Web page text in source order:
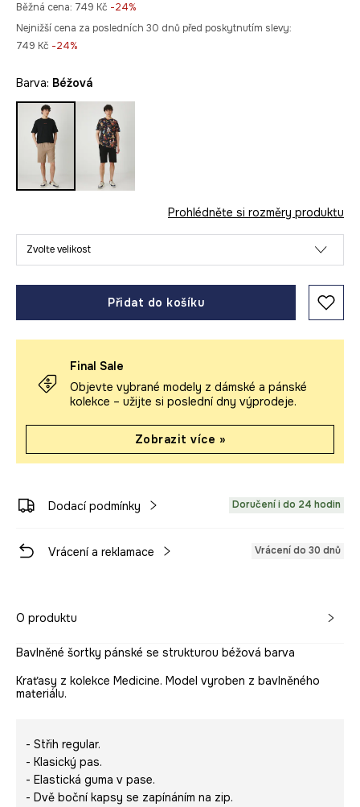
Běžná cena: 749 Kč -24%
Nejnižší cena za posledních 30 dnů před poskytnutím slevy:
749 Kč -24%
Barva: béžová
Prohlédněte si rozměry produktu
Zvolte velikost
Přidat do košíku
Final Sale
Objevte vybrané modely z dámské a pánské
kolekce – užijte si poslední dny výprodeje.
Zobrazit více »
Dodací podmínky Doručení i do 24 hodin
Vrácení a reklamace Vrácení do 30 dnů
O produktu
Bavlněné šortky pánské se strukturou béžová barva
Kraťasy z kolekce Medicine. Model vyroben z bavlněného
materiálu.
- Střih regular.
- Klasický pas.
- Elastická guma v pase.
- Dvě boční kapsy se zapínáním na zip.